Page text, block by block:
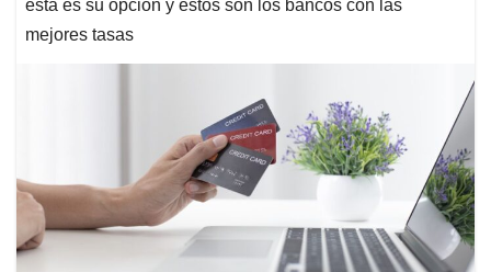
esta es su opción y estos son los bancos con las
mejores tasas